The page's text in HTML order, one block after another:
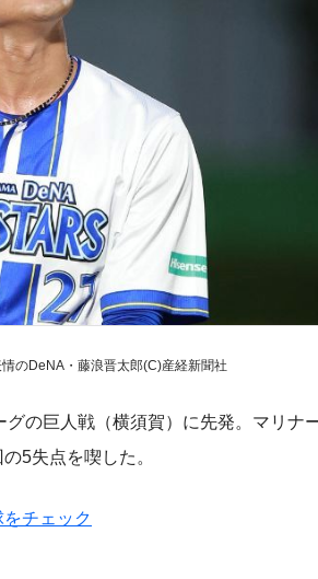
のDeNA・藤浪晋太郎(C)産経新聞社
の巨人戦（横須賀）に先発。マリナ
5失点を喫した。
チェック